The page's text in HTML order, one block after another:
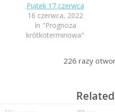
Piątek 17 czerwca
16 czerwca, 2022
In "Prognoza
krótkoterminowa"
226 razy